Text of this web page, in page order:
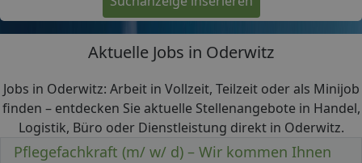
Aktuelle Jobs in Oderwitz
Jobs in Oderwitz: Arbeit in Vollzeit, Teilzeit oder als Minijob
finden – entdecken Sie aktuelle Stellenangebote in Handel,
Logistik, Büro oder Dienstleistung direkt in Oderwitz.
Pflegefachkraft (m/ w/ d) – Wir kommen Ihnen